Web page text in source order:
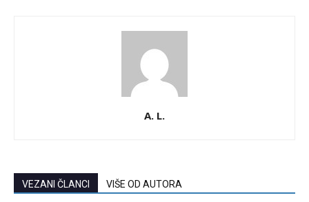
A. L.
VEZANI ČLANCI VIŠE OD AUTORA